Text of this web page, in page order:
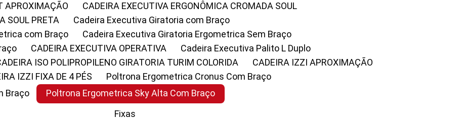
APROXIMAÇÃO
CADEIRA EXECUTIVA ERGONÔMICA CROMADA SOUL
SOUL PRETA
Cadeira Executiva Giratoria com Braço
com Braço
Cadeira Executiva Giratoria Ergometrica Sem Braço
CADEIRA EXECUTIVA OPERATIVA
Cadeira Executiva Palito L Duplo
CADEIRA ISO POLIPROPILENO GIRATORIA TURIM COLORIDA
CADEIRA IZZI APROXIMAÇÃO
IZZI FIXA DE 4 PÉS
Poltrona Ergometrica Cronus Com Braço
Braço
Poltrona Ergometrica Sky Alta Com Braço
Fixas